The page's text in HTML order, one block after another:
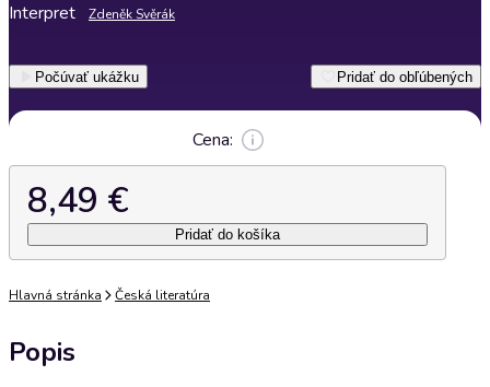
Interpret Zdeněk Svěrák
Počúvať ukážku Pridať do obľúbených
Cena:
8,49 €
Pridať do košíka
Hlavná stránka Česká literatúra
Popis